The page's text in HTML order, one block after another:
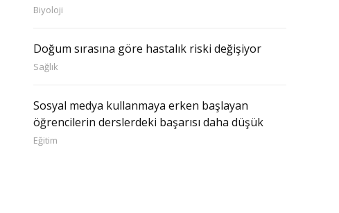
Biyoloji
Doğum sırasına göre hastalık riski değişiyor
Sağlık
Sosyal medya kullanmaya erken başlayan
öğrencilerin derslerdeki başarısı daha düşük
Eğitim